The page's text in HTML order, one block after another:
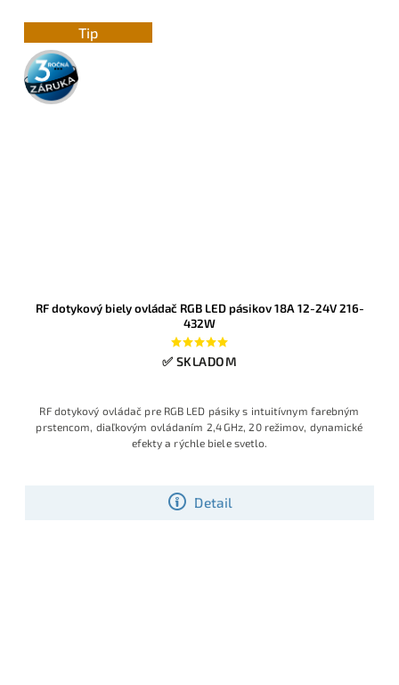
Tip
3 roky
záruka
RF dotykový biely ovládač RGB LED pásikov 18A 12-24V 216-
432W
✅ SKLADOM
Detail
RF dotykový ovládač pre RGB LED pásiky s intuitívnym farebným
prstencom, diaľkovým ovládaním 2,4 GHz, 20 režimov, dynamické
efekty a rýchle biele svetlo.